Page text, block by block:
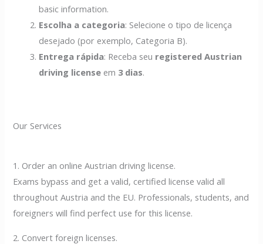
basic information.
Escolha a categoria: Selecione o tipo de licença
desejado (por exemplo, Categoria B).
Entrega rápida: Receba seu registered Austrian
driving license em 3 dias.
Our Services
1. Order an online Austrian driving license.
Exams bypass and get a valid, certified license valid all
throughout Austria and the EU. Professionals, students, and
foreigners will find perfect use for this license.
2. Convert foreign licenses.